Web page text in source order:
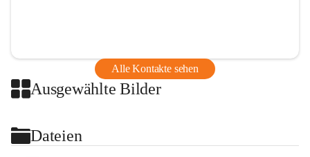
Alle Kontakte sehen
Ausgewählte Bilder
Dateien